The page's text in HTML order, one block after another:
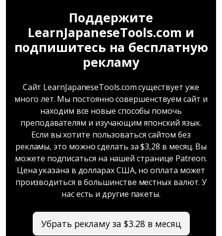
Поддержите
LearnJapaneseTools.com и
подпишитесь на бесплатную
рекламу
Сайт LearnJapaneseTools.com существует уже
много лет. Мы постоянно совершенствуем сайт и
находим все новые способы помочь
преподавателям и изучающим японский язык.
Если вы хотите пользоваться сайтом без
рекламы, это можно сделать за $3,28 в месяц. Вы
можете подписаться на нашей странице Patreon.
Цена указана в долларах США, но оплата может
производиться в большинстве местных валют. У
нас есть и другие пакеты.
Убрать рекламу за $3.28 в месяц